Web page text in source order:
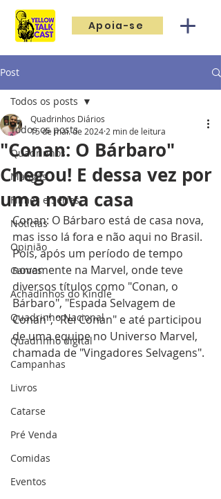
Apoia-se
Post
Todos os posts
Quadrinhos
Mangás
Filmes e Séries
Notícias
Opinião
Games
Achadinhos do Kindle
Quadrinho Nacional
Quadrinho digital
Campanhas
Livros
Catarse
Pré Venda
Comidas
Eventos
Todos os posts
"Conan: O Bárbaro"
Chegou! E dessa vez por
uma nova casa
Quadrinhos Diários
15 de mai. de 2024 2 min de leitura
Conan: O Bárbaro está de casa nova,
mas isso lá fora e não aqui no Brasil.
Pois, após um período de tempo
novamente na Marvel, onde teve
diversos títulos como "Conan, o
Bárbaro", "Espada Selvagem de
Conan", "Rei Conan" e até participou
de uma equipe no Universo Marvel,
chamada de "Vingadores Selvagens".